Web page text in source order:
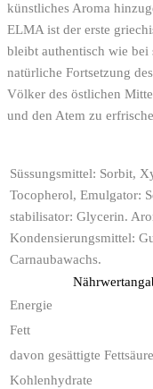
künstliches Aroma
ELMA ist der erste
bleibt authentisch wie bei
natürliche Fortsetzung
Völker des östlichen
und den Atem zu
Süssungsmittel: Sorbit,
Tocopherol, Emulgator:
stabilisator: Glycerin.
Kondensierungsmittel:
Carnaubawachs.
Energie
Fett
davon gesättigte
Kohlenhydrate